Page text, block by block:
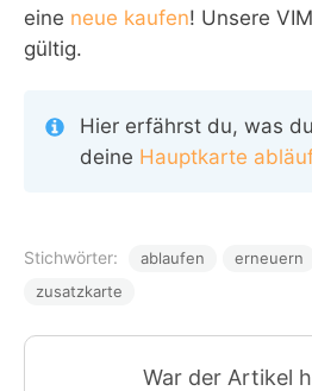
eine neue kaufen! Unsere
gültig.
Hier erfährst du, was
deine Hauptkarte
Stichwörter: ablaufen erneuern
zusatzkarte
War der Artikel